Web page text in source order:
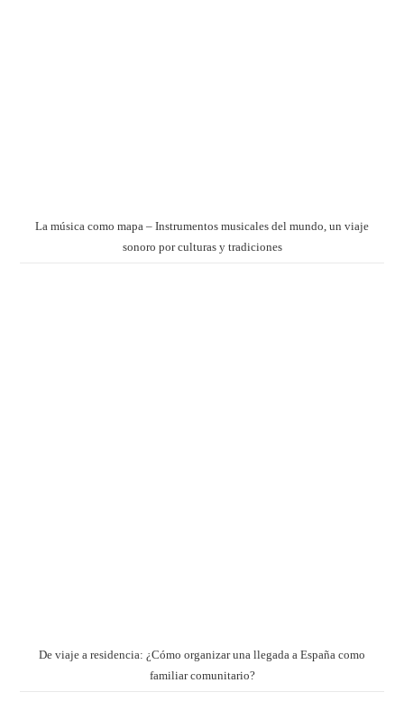
La música como mapa – Instrumentos musicales del mundo, un viaje
sonoro por culturas y tradiciones
De viaje a residencia: ¿Cómo organizar una llegada a España como
familiar comunitario?